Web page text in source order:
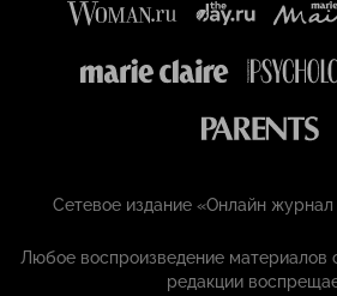
Сетевое издание «Онлайн
Любое воспроизведение материалов
редакции